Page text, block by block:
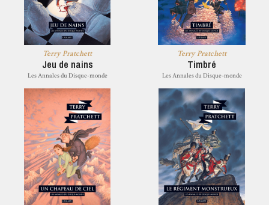
Terry Pratchett
Jeu de nains
Les Annales du Disque-monde
Terry Pratchett
Timbré
Les Annales du Disque-monde